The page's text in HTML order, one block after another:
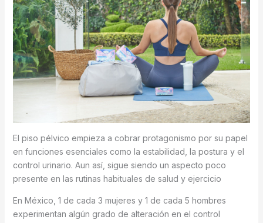
El piso pélvico empieza a cobrar protagonismo por su papel
en funciones esenciales como la estabilidad, la postura y el
control urinario. Aun así, sigue siendo un aspecto poco
presente en las rutinas habituales de salud y ejercicio
En México, 1 de cada 3 mujeres y 1 de cada 5 hombres
experimentan algún grado de alteración en el control